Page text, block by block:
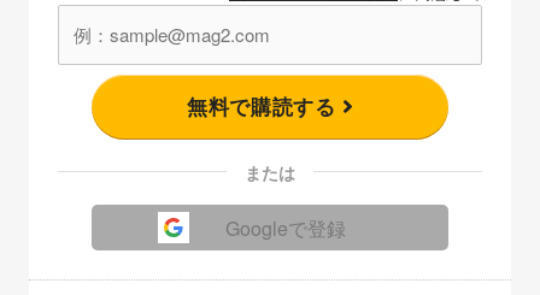
無料で購読する
または
Googleで登録